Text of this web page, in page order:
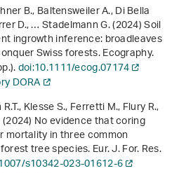
B., Baltensweiler A., Di Bella
D., … Stadelmann G. (2024) Soil
ingrowth inference: broadleaves
Swiss forests. Ecography.
doi:10.1111/ecog.07174
DORA
Klesse S., Ferretti M., Flury R.,
No evidence that coring
in three common
tree species. Eur. J. For. Res.
s10342-023-01612-6